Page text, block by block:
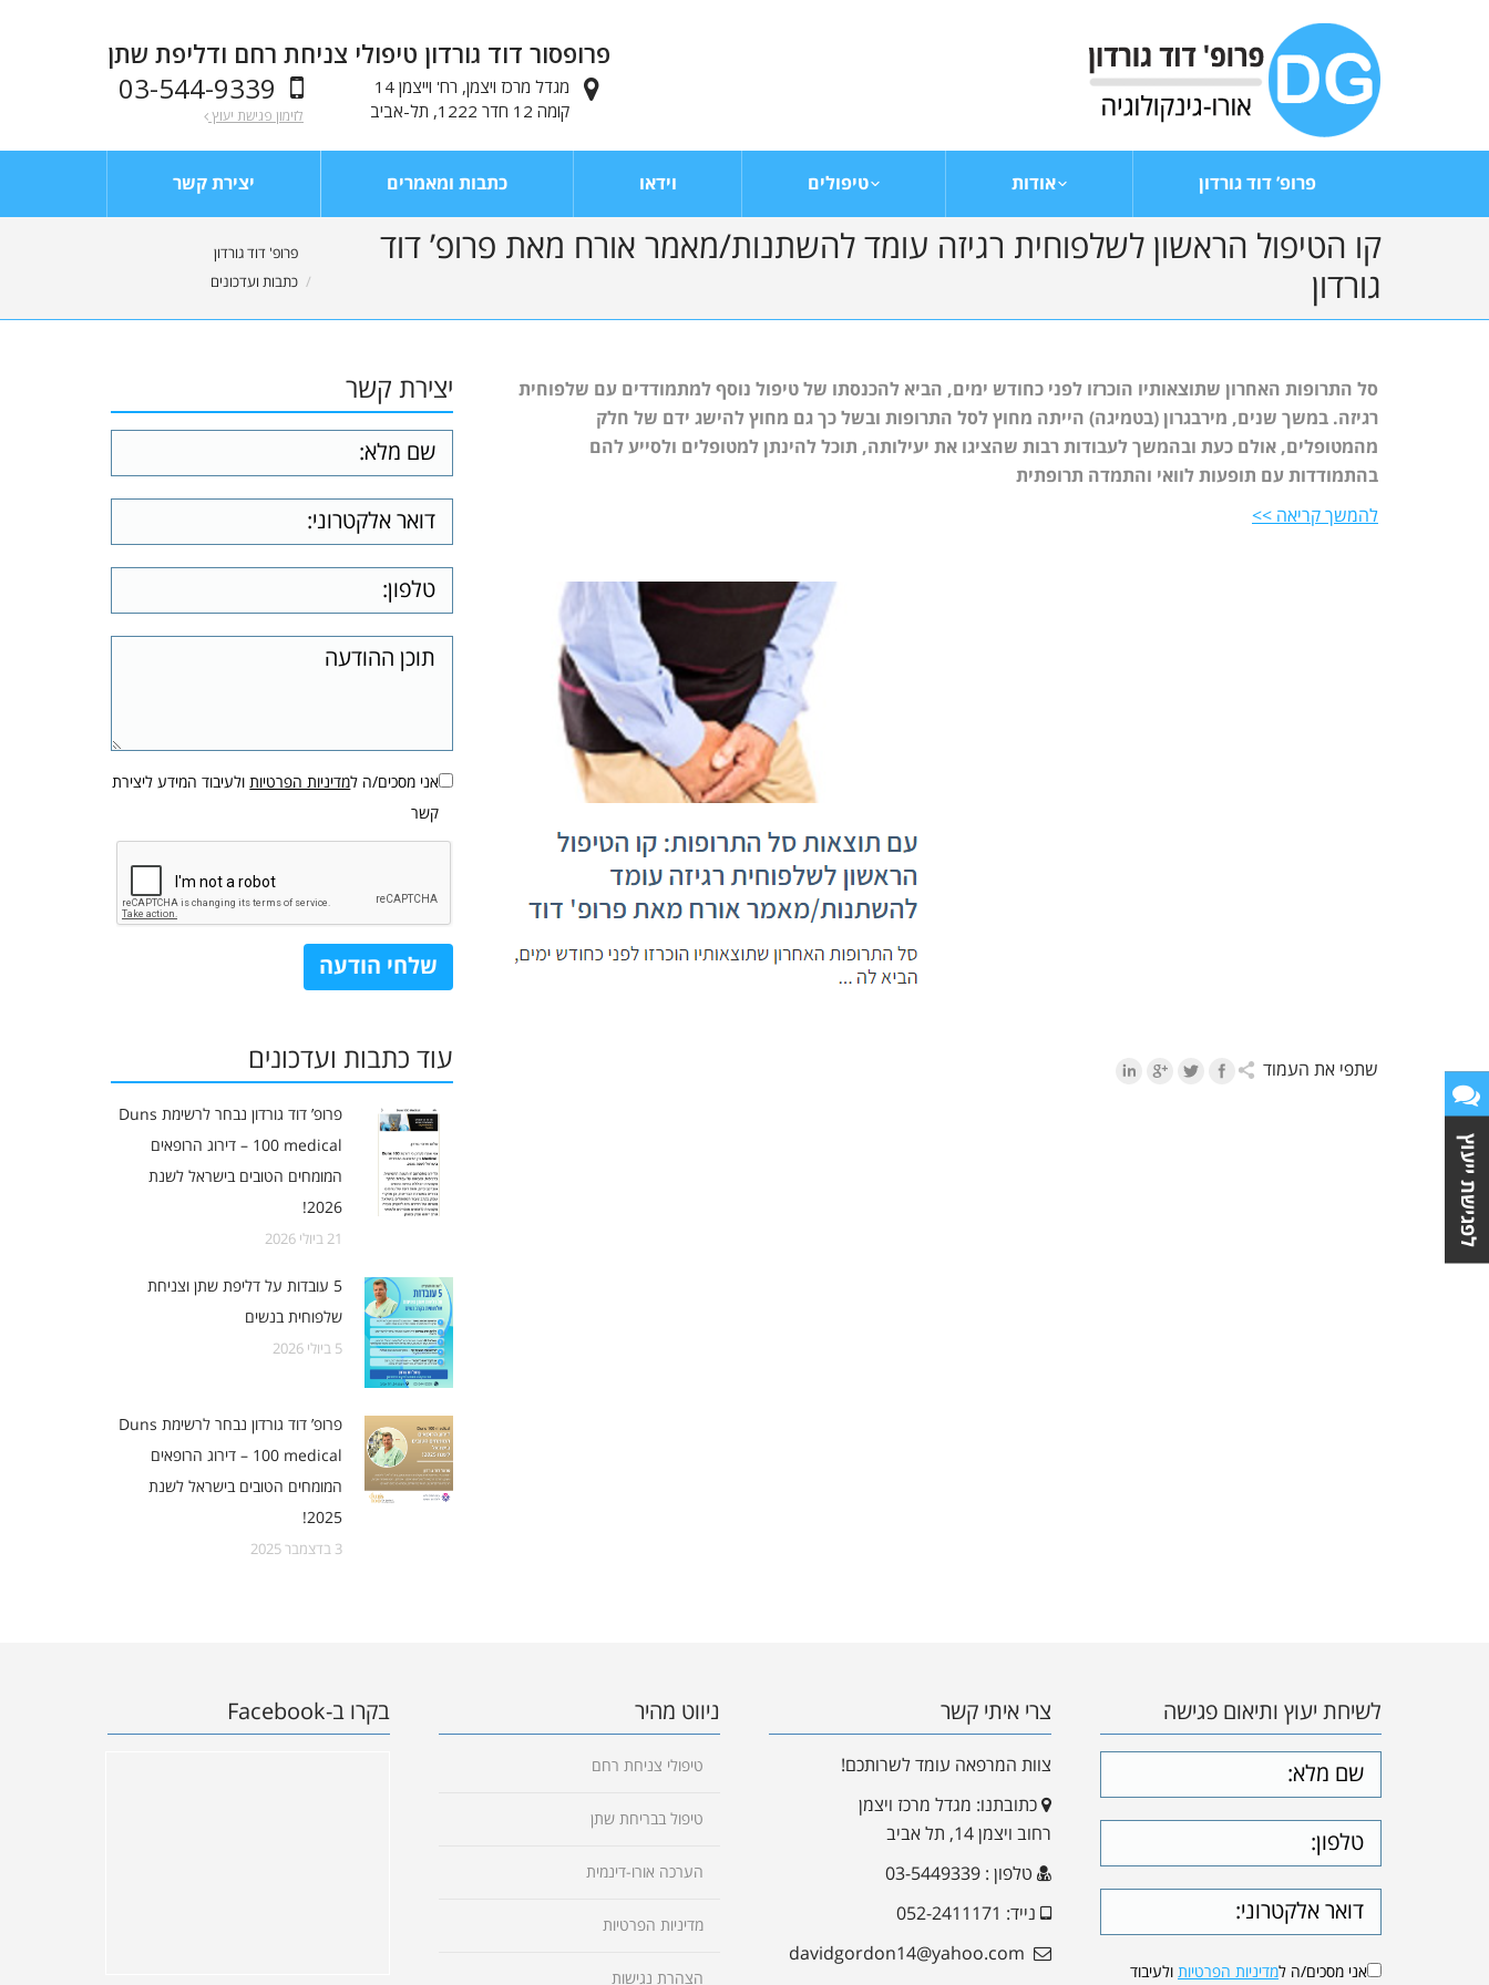
פרופסור דוד גורדון טיפולי צניחת רחם ודליפת שתן
מגדל מרכז ויצמן, רח' וייצמן 14
קומה 12 חדר 1222, תל-אביב
03-544-9339
לזימון פגישת יעוץ
פרופ’ דוד גורדון אודות טיפולים וידאו כתבות ומאמרים יצירת קשר
קו הטיפול הראשון לשלפוחית רגיזה עומד להשתנות/מאמר אורח מאת פרופ’ דוד
גורדון
You are here:
פרופ' דוד גורדון
כתבות ועדכונים
סל התרופות האחרון שתוצאותיו הוכרזו לפני כחודש ימים, הביא להכנסתו של טיפול נוסף למתמודדים עם שלפוחית
רגיזה. במשך שנים, מירבגרון (בטמיגה) הייתה מחוץ לסל התרופות ובשל כך גם מחוץ להישג ידם של חלק
מהמטופלים, אולם כעת ובהמשך לעבודות רבות שהציגו את יעילותה, תוכל להינתן למטופלים ולסייע להם
בהתמודדות עם תופעות לוואי והתמדה תרופתית
להמשך קריאה >>
שתפי את העמוד
יצירת קשר
אני מסכים/ה למדיניות הפרטיותולעיבוד המידע ליצירת
קשר
עוד כתבות ועדכונים
פרופ’ דוד גורדון נבחר לרשימת Duns
100 medical – דירוג הרופאים
המומחים הטובים בישראל לשנת
2026!
21 ביולי 2026
‏‏5 עובדות על דליפת שתן וצניחת
שלפוחית בנשים
5 ביולי 2026
פרופ’ דוד גורדון נבחר לרשימת Duns
100 medical – דירוג הרופאים
המומחים הטובים בישראל לשנת
2025!
3 בדצמבר 2025
בקרו ב-Facebook ניווט מהיר
טיפולי צניחת רחם
טיפול בבריחת שתן
הערכה אורו-דינמית
מדיניות הפרטיות
הצהרת נגישות
צרי איתי קשר
צוות המרפאה עומד לשרותכם!
כתובתנו: מגדל מרכז ויצמן
רחוב ויצמן 14, תל אביב
טלפון : 03-5449339
נייד: 052-2411171
לשיחת יעוץ ותיאום פגישה
אני מסכים/ה למדיניות הפרטיות ולעיבוד
לפגישת ייעוץ